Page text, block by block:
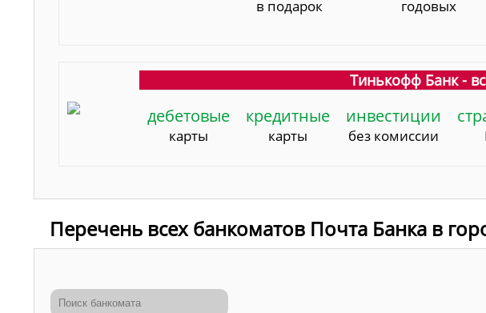
в подарок годовых
Тинькофф Банк -
дебетовые
карты
кредитные
карты
инвестиции
без комиссии
Перечень всех банкоматов Почта Банка в